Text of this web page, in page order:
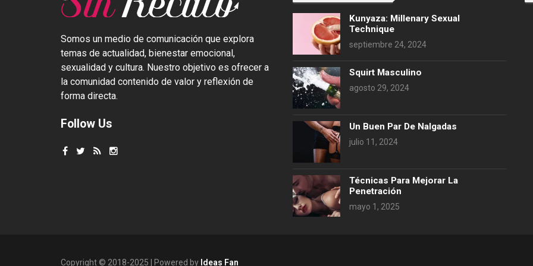
Somos un medio de comunicación que explora
temas de actualidad, bienestar emocional,
sexualidad y cultura. Nuestro objetivo es ofrecer a
la comunidad contenido de valor y reflexión de
forma directa.
Follow Us
Kunyaza: Millenary Sexual
Technique
septiembre 24, 2024
Squirt Masculino
agosto 29, 2024
Un Buen Par De Nalgadas
julio 11, 2024
Técnicas Para Mejorar La
Penetración
mayo 1, 2025
Copyright © 2018-2025 | Powered by Ideas Fan